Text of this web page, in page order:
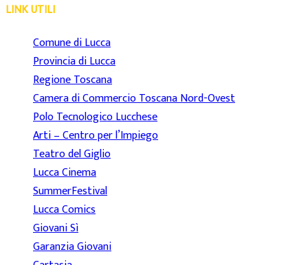
LINK UTILI
Comune di Lucca
Provincia di Lucca
Regione Toscana
Camera di Commercio Toscana Nord-Ovest
Polo Tecnologico Lucchese
Arti – Centro per l’Impiego
Teatro del Giglio
Lucca Cinema
SummerFestival
Lucca Comics
Giovani Sì
Garanzia Giovani